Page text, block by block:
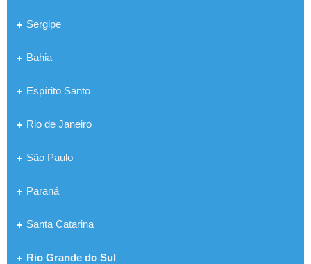
Sergipe
Bahia
Espírito Santo
Rio de Janeiro
São Paulo
Paraná
Santa Catarina
Rio Grande do Sul